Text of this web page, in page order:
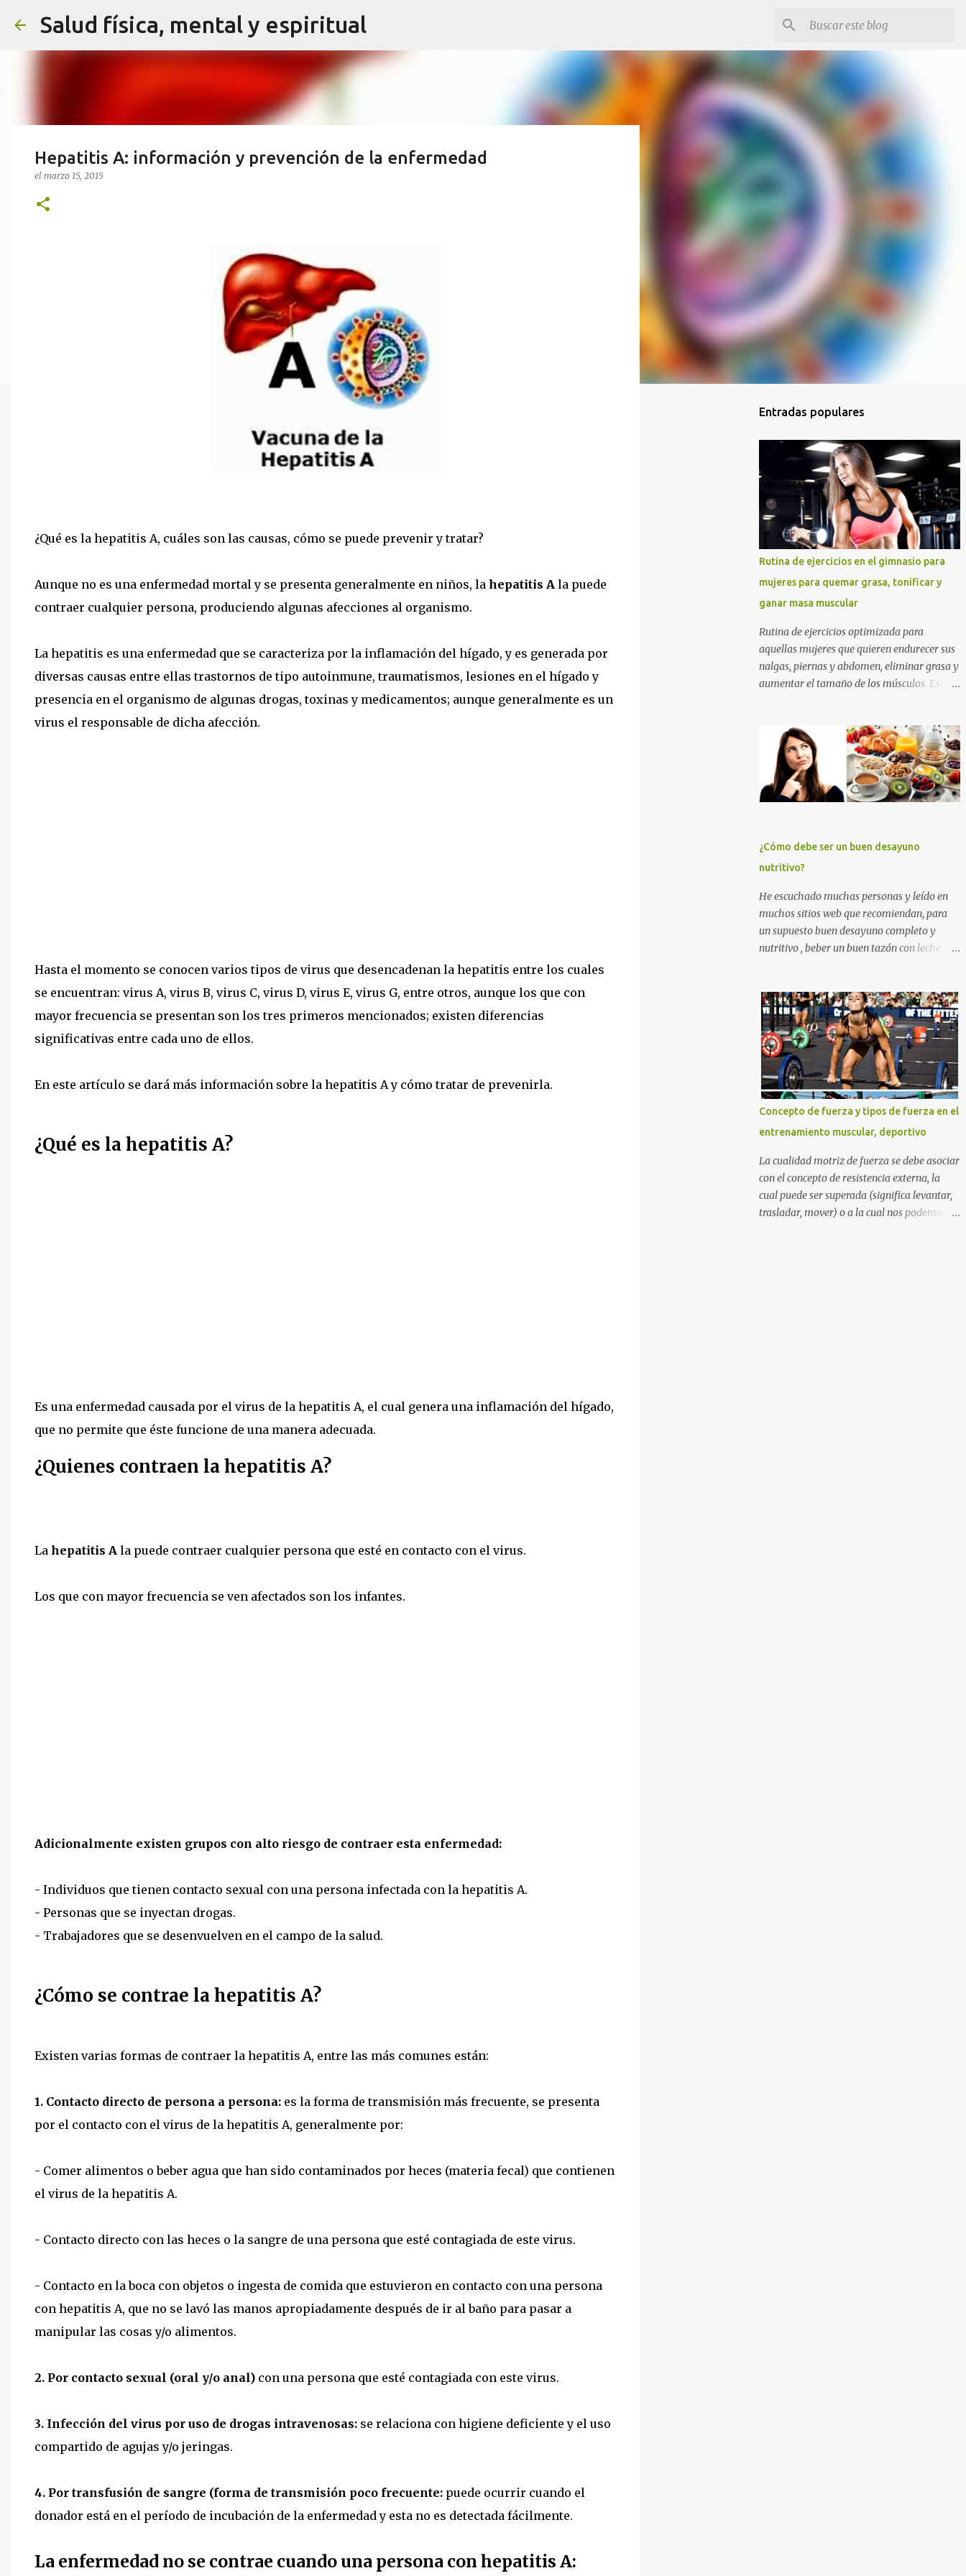
Salud física, mental y espiritual
Hepatitis A: información y prevención de la enfermedad
el marzo 15, 2015
¿Qué es la hepatitis A, cuáles son las causas, cómo se puede prevenir y tratar?
Aunque no es una enfermedad mortal y se presenta generalmente en niños, la hepatitis A la puede
contraer cualquier persona, produciendo algunas afecciones al organismo.
La hepatitis es una enfermedad que se caracteriza por la inflamación del hígado, y es generada por
diversas causas entre ellas trastornos de tipo autoinmune, traumatismos, lesiones en el hígado y
presencia en el organismo de algunas drogas, toxinas y medicamentos; aunque generalmente es un
virus el responsable de dicha afección.
Hasta el momento se conocen varios tipos de virus que desencadenan la hepatitis entre los cuales
se encuentran: virus A, virus B, virus C, virus D, virus E, virus G, entre otros, aunque los que con
mayor frecuencia se presentan son los tres primeros mencionados; existen diferencias
significativas entre cada uno de ellos.
En este artículo se dará más información sobre la hepatitis A y cómo tratar de prevenirla.
¿Qué es la hepatitis A?
Es una enfermedad causada por el virus de la hepatitis A, el cual genera una inflamación del hígado,
que no permite que éste funcione de una manera adecuada.
¿Quienes contraen la hepatitis A?
La hepatitis A la puede contraer cualquier persona que esté en contacto con el virus.
Los que con mayor frecuencia se ven afectados son los infantes.
Adicionalmente existen grupos con alto riesgo de contraer esta enfermedad:
- Individuos que tienen contacto sexual con una persona infectada con la hepatitis A.
- Personas que se inyectan drogas.
- Trabajadores que se desenvuelven en el campo de la salud.
¿Cómo se contrae la hepatitis A?
Existen varias formas de contraer la hepatitis A, entre las más comunes están:
1. Contacto directo de persona a persona: es la forma de transmisión más frecuente, se presenta
por el contacto con el virus de la hepatitis A, generalmente por:
- Comer alimentos o beber agua que han sido contaminados por heces (materia fecal) que contienen
el virus de la hepatitis A.
- Contacto directo con las heces o la sangre de una persona que esté contagiada de este virus.
- Contacto en la boca con objetos o ingesta de comida que estuvieron en contacto con una persona
con hepatitis A, que no se lavó las manos apropiadamente después de ir al baño para pasar a
manipular las cosas y/o alimentos.
2. Por contacto sexual (oral y/o anal) con una persona que esté contagiada con este virus.
3. Infección del virus por uso de drogas intravenosas: se relaciona con higiene deficiente y el uso
compartido de agujas y/o jeringas.
4. Por transfusión de sangre (forma de transmisión poco frecuente: puede ocurrir cuando el
donador está en el período de incubación de la enfermedad y esta no es detectada fácilmente.
La enfermedad no se contrae cuando una persona con hepatitis A:
Entradas populares
Rutina de ejercicios en el gimnasio para
mujeres para quemar grasa, tonificar y
ganar masa muscular
Rutina de ejercicios optimizada para
aquellas mujeres que quieren endurecer sus
nalgas, piernas y abdomen, eliminar grasa y
aumentar el tamaño de los músculos. Esta
mujeres principiantes, con nivel intermedio
y avanzado , para que puedas levantar y
agrandar la cola , tonificar las piernas,
quemar grasa y tener un abdomen plano. Si
quieres eliminar grasa, tonificar tus
muscular a tus nalgas y a tus piernas
principalmente, entrena duro con los
ejercicios que te muestro más abajo. Y si
quieres además perder grasa corporal para
adelgazar, tonificar tu abdomen y lucir un
cuerpo sin celulitis, te recomiendo apliques
esta rutina de entrenamiento para mujeres
QUIERES GLÚTEOS MÁS GRANDES,
PIERNAS MÁS ESBELTAS Y UN ABDOMEN
FITNESS TONIFICADO. TABLA DE
CONTENIDO La mejor rutina...
¿Cómo debe ser un buen desayuno
nutritivo?
He escuchado muchas personas y leído en
muchos sitios web que recomiendan, para
un supuesto buen desayuno completo y
nutritivo , beber un buen tazón con leche y
muchas veces perjudicial lactosa). Otros
sitios web y aun nutricionistas recomiendan
las ensaladas de frutas acompañadas de un
zumo de naranja (mezcla nada agradable
para nuestro sistema digestivo), lo cual
además de ser una descarga alta de
azúcares también puede provocar molestias
gastrointestinales. Otras mezclas de
alimentos y bebidas que deberías evitar en
tu desayuno Otras personas inclusive
mezclan las dos cosas anteriores diciendo
que beber una taza con leche y agregarle
cereales (sin importar que tipo de cereal sea)
Concepto de fuerza y tipos de fuerza en el
entrenamiento muscular, deportivo
La cualidad motriz de fuerza se debe asociar
con el concepto de resistencia externa, la
cual puede ser superada (significa levantar,
trasladar, mover) o a la cual nos podemos